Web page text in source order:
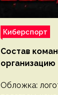
Киберспорт
Состав
организацию
Обложка: